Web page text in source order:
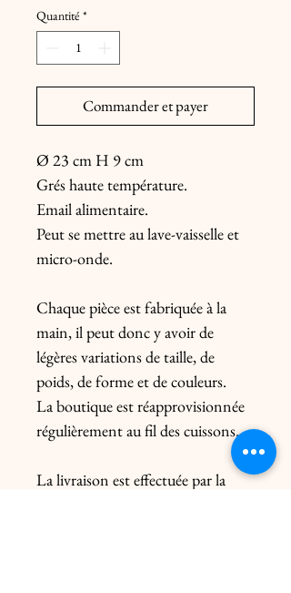
Quantité *
Commander et payer
Ø 23 cm H 9 cm
Grés haute température.
Email alimentaire.
Peut se mettre au lave-vaisselle et
micro-onde.
Chaque pièce est fabriquée à la
main, il peut donc y avoir de
légères variations de taille, de
poids, de forme et de couleurs.
La boutique est réapprovisionnée
régulièrement au fil des cuissons.
La livraison est effectuée par la